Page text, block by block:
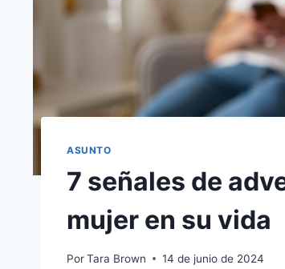
ASUNTO
7 señales de
mujer en su vida
PorTara Brown 14 de junio de 2024